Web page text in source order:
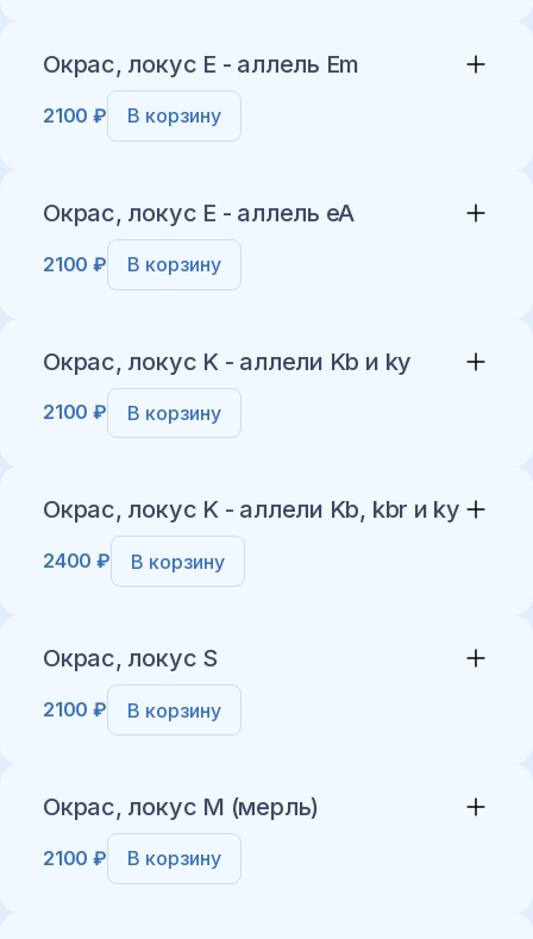
Окрас, локус E - аллель Em
2100 ₽ В корзину
Окрас, локус E - аллель eA
2100 ₽ В корзину
Окрас, локус K - аллели Kb и ky
2100 ₽ В корзину
Окрас, локус K - аллели Kb, kbr и ky
2400 ₽ В корзину
Окрас, локус S
2100 ₽ В корзину
Окрас, локус M (мерль)
2100 ₽ В корзину